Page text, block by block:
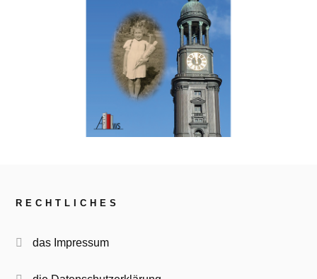
RECHTLICHES
das Impressum